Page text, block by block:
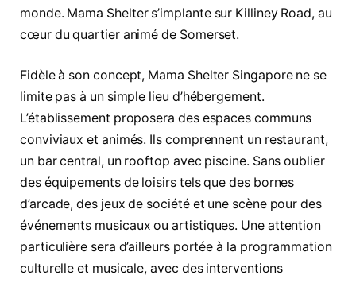
monde. Mama Shelter s’implante sur Killiney Road, au
cœur du quartier animé de Somerset.
Fidèle à son concept, Mama Shelter Singapore ne se
limite pas à un simple lieu d’hébergement.
L’établissement proposera des espaces communs
conviviaux et animés. Ils comprennent un restaurant,
un bar central, un rooftop avec piscine. Sans oublier
des équipements de loisirs tels que des bornes
d’arcade, des jeux de société et une scène pour des
événements musicaux ou artistiques. Une attention
particulière sera d’ailleurs portée à la programmation
culturelle et musicale, avec des interventions